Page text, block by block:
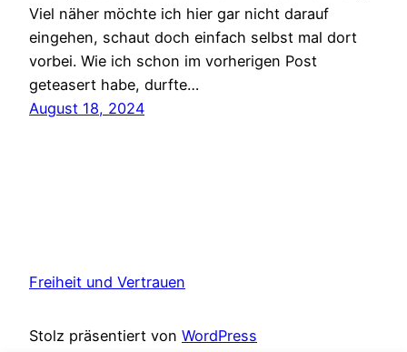
Viel näher möchte ich hier gar nicht darauf
eingehen, schaut doch einfach selbst mal dort
vorbei. Wie ich schon im vorherigen Post
geteasert habe, durfte…
August 18, 2024
Freiheit und Vertrauen
Stolz präsentiert von WordPress